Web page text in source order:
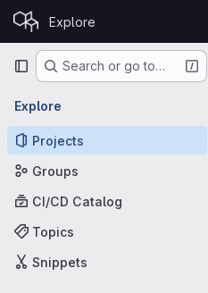
Skip to content
GitLab Explore
Primary navigation
Search or go to…
Explore
Projects
Groups
CI/CD Catalog
Topics
Snippets